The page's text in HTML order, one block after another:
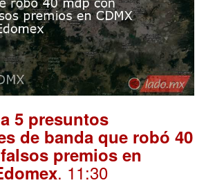
5 presuntos
de banda que robó 40
premios en
. 11:30